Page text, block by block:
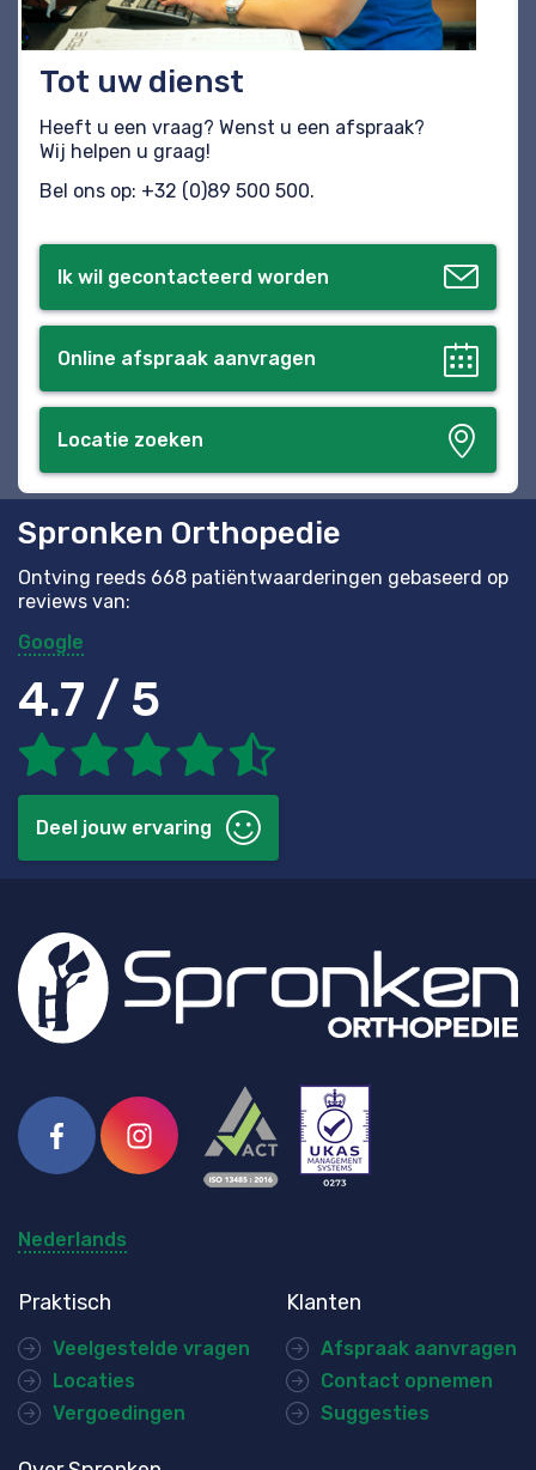
Tot uw dienst
Heeft u een vraag? Wenst u een afspraak?
Wij helpen u graag!
Bel ons op: +32 (0)89 500 500.
Ik wil gecontacteerd worden
Online afspraak aanvragen
Locatie zoeken
Spronken Orthopedie
Ontving reeds 668 patiëntwaarderingen gebaseerd op
reviews van:
Google
4.7 / 5
Deel jouw ervaring
Facebook
Instagram
Nederlands
Praktisch
Veelgestelde vragen
Locaties
Vergoedingen
Klanten
Afspraak aanvragen
Contact opnemen
Suggesties